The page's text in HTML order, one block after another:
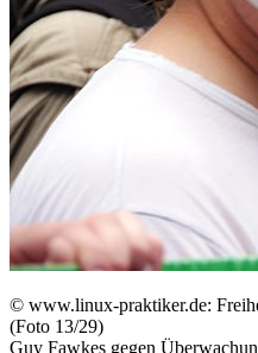
© www.linux-praktiker.de:
(Foto 13/29)
Guy Fawkes gegen